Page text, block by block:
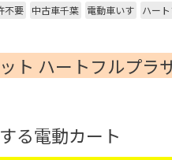
不要 中古車千葉 電動車いす ハー
ト ハートフルプラ
る電動カート